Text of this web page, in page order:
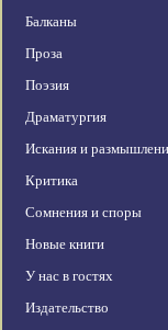
Балканы
Проза
Поэзия
Драматургия
Искания и
Критика
Сомнения и споры
Новые книги
У нас в гостях
Издательство